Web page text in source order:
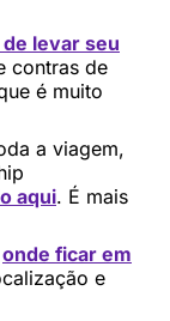
levar seu
contras de
é muito
a viagem,
aqui. É mais
onde ficar em
e